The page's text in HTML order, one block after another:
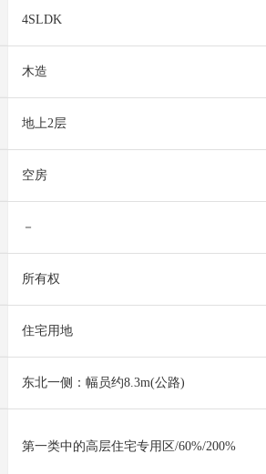
4SLDK
木造
地上2层
空房
－
所有权
住宅用地
东北一侧：幅员约8.3m(公路)
第一类中的高层住宅专用区/60%/200%